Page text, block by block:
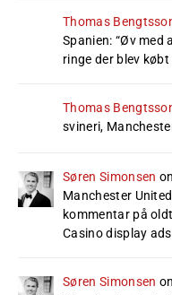
Thomas
Spanien: “Øv med
ringe der blev
Thomas
svineri,
Søren Simonsen on
Manchester United
kommentar på
Casino display
Søren Simonsen on